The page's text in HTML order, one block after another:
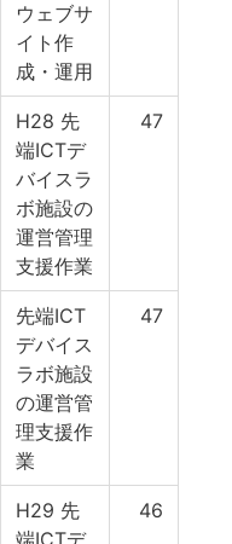
ウェブサ
イト作
成・運用
H28 先
端ICTデ
バイスラ
ボ施設の
運営管理
支援作業
47
先端ICT
デバイス
ラボ施設
の運営管
理支援作
業
47
H29 先
端ICTデ
46